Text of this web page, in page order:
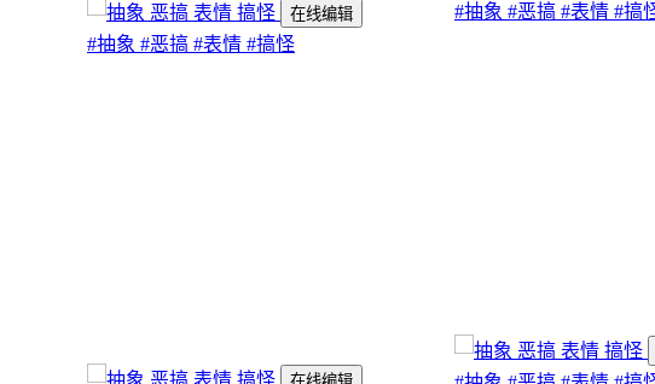
#抽象 #恶搞 #表情 #搞
在线编辑
#抽象 #恶搞 #表情 #搞怪